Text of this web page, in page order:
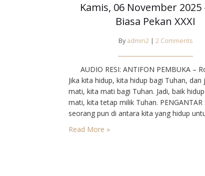
Kamis, 06 November 2025
Biasa Pekan XXXI
By admin2 | 2 Comments
AUDIO RESI: ANTIFON PEMBUKA –
Jika kita hidup, kita hidup bagi Tuhan, dan
mati, kita mati bagi Tuhan. Jadi, baik
mati, kita tetap milik Tuhan. PENGANTAR
seorang pun di antara kita yang hidup
sendiri, dan tiada seorang pun yang mati
dirinya sendiri,’ tulis Paul tis kepada…
Read More »